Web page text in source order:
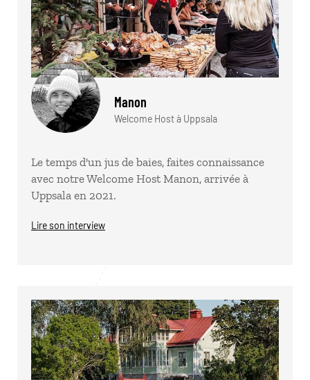
Manon
Welcome Host à Uppsala
Le temps d'un jus de baies, faites connaissance
avec notre Welcome Host Manon, arrivée à
Uppsala en 2021.
Lire son interview